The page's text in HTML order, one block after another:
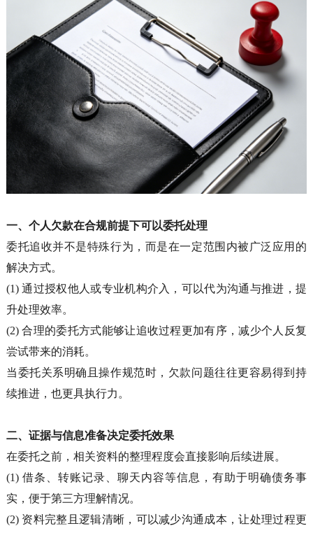
一、个人欠款在合规前提下可以委托处理
委托追收并不是特殊行为，而是在一定范围内被广泛应用的
解决方式。
(1)通过授权他人或专业机构介入，可以代为沟通与推进，提
升处理效率。
(2)合理的委托方式能够让追收过程更加有序，减少个人反复
尝试带来的消耗。
当委托关系明确且操作规范时，欠款问题往往更容易得到持
续推进，也更具执行力。
二、证据与信息准备决定委托效果
在委托之前，相关资料的整理程度会直接影响后续进展。
(1) 借条、转账记录、聊天内容等信息，有助于明确债务事
实，便于第三方理解情况。
(2) 资料完整且逻辑清晰，可以减少沟通成本，让处理过程更